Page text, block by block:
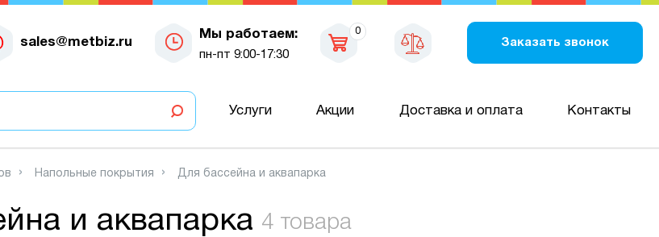
sales@metbiz.ru
Мы работаем:
пн-пт 9:00-17:30
0
Заказать звонок
Услуги Акции Доставка и оплата Контакты
Напольные покрытия Для бассейна и аквапарка
и аквапарка 4 товара